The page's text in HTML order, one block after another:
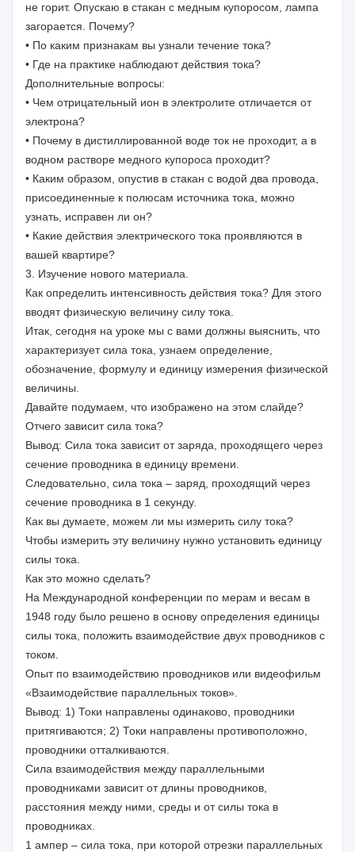
не горит. Опускаю в стакан с медным купоросом, лампа
загорается. Почему?
• По каким признакам вы узнали течение тока?
• Где на практике наблюдают действия тока?
Дополнительные вопросы:
• Чем отрицательный ион в электролите отличается от
электрона?
• Почему в дистиллированной воде ток не проходит, а в
водном растворе медного купороса проходит?
• Каким образом, опустив в стакан с водой два провода,
присоединенные к полюсам источника тока, можно
узнать, исправен ли он?
• Какие действия электрического тока проявляются в
вашей квартире?
3. Изучение нового материала.
Как определить интенсивность действия тока? Для этого
вводят физическую величину силу тока.
Итак, сегодня на уроке мы с вами должны выяснить, что
характеризует сила тока, узнаем определение,
обозначение, формулу и единицу измерения физической
величины.
Давайте подумаем, что изображено на этом слайде?
Отчего зависит сила тока?
Вывод: Сила тока зависит от заряда, проходящего через
сечение проводника в единицу времени.
Следовательно, сила тока – заряд, проходящий через
сечение проводника в 1 секунду.
Как вы думаете, можем ли мы измерить силу тока?
Чтобы измерить эту величину нужно установить единицу
силы тока.
Как это можно сделать?
На Международной конференции по мерам и весам в
1948 году было решено в основу определения единицы
силы тока, положить взаимодействие двух проводников с
током.
Опыт по взаимодействию проводников или видеофильм
«Взаимодействие параллельных токов».
Вывод: 1) Токи направлены одинаково, проводники
притягиваются; 2) Токи направлены противоположно,
проводники отталкиваются.
Сила взаимодействия между параллельными
проводниками зависит от длины проводников,
расстояния между ними, среды и от силы тока в
проводниках.
1 ампер – сила тока, при которой отрезки параллельных